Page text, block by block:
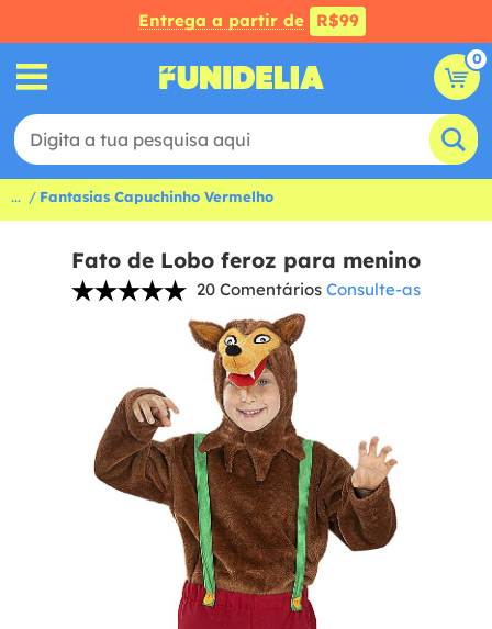
Entrega a partir de R$99
0
... Fantasias Capuchinho Vermelho
Fato de Lobo feroz para menino
20 Comentários Consulte-as